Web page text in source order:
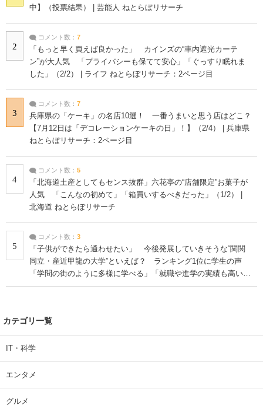
中】（投票結果） | 芸能人 ねとらぼリサーチ
2
コメント数： 7
「もっと早く買えば良かった」 カインズの“車内遮光カーテ
ン”が大人気 「プライバシーも保てて安心」「ぐっすり眠れま
した」（2/2） | ライフ ねとらぼリサーチ：2ページ目
3
コメント数： 7
兵庫県の「ケーキ」の名店10選！ 一番うまいと思う店はどこ？
【7月12日は「デコレーションケーキの日」！】（2/4） | 兵庫県
ねとらぼリサーチ：2ページ目
4
コメント数： 5
「北海道土産としてもセンス抜群」六花亭の“店舗限定”お菓子が
人気 「こんなの初めて」「箱買いするべきだった」（1/2） |
北海道 ねとらぼリサーチ
5
コメント数： 3
「子供ができたら通わせたい」 今後発展していきそうな“関関
同立・産近甲龍の大学”といえば？ ランキング1位に学生の声
「学問の街のように多様に学べる」「就職や進学の実績も高い」
| 大学 ねとらぼリサーチ
カテゴリ一覧
IT・科学
エンタメ
グルメ